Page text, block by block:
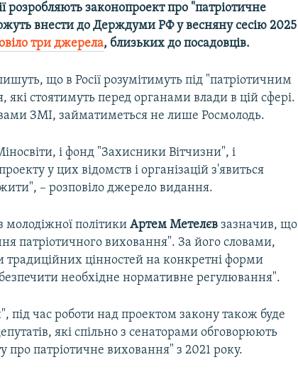
розробляють законопроект про "патріотичне
внести до Держдуми РФ у весняну сесію 2025
три джерела, близьких до посадовців.
що в Росії розумітимуть під "патріотичним
стоятимуть перед органами влади в цій сфері.
ЗМІ, займатиметься не лише Росмолодь.
і фонд "Захисники Вітчизни", і
у цих відомств і організацій з'явиться
– розповіло джерело видання.
молодіжної політикиАртем Метелєв зазначив, що
патріотичного виховання". За його словами,
традиційних цінностей на конкретні форми
необхідне нормативне регулювання".
під час роботи над проектом закону також буде
які спільно з сенаторами обговорюють
патріотичне виховання" з 2021 року.